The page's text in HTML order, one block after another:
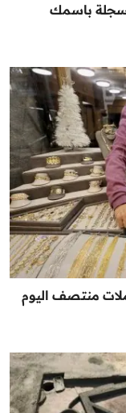
باسمك
منتصف اليوم